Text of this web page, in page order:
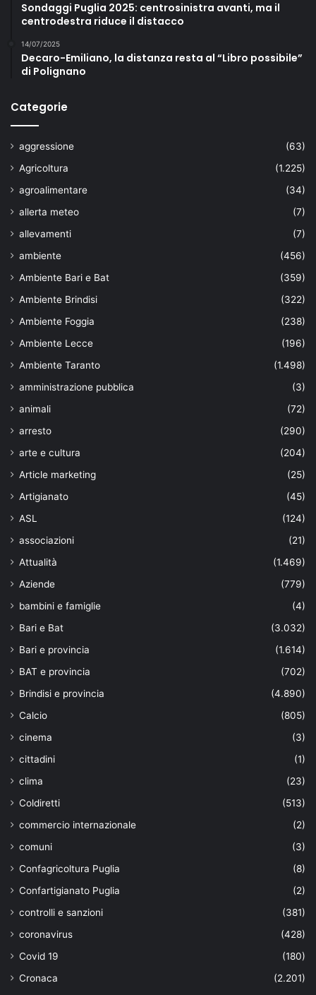
Sondaggi Puglia 2025: centrosinistra avanti, ma il
centrodestra riduce il distacco
14/07/2025
Decaro-Emiliano, la distanza resta al “Libro possibile”
di Polignano
Categorie
aggressione
(63)
Agricoltura
(1.225)
agroalimentare
(34)
allerta meteo
(7)
allevamenti
(7)
ambiente
(456)
Ambiente Bari e Bat
(359)
Ambiente Brindisi
(322)
Ambiente Foggia
(238)
Ambiente Lecce
(196)
Ambiente Taranto
(1.498)
amministrazione pubblica
(3)
animali
(72)
arresto
(290)
arte e cultura
(204)
Article marketing
(25)
Artigianato
(45)
ASL
(124)
associazioni
(21)
Attualità
(1.469)
Aziende
(779)
bambini e famiglie
(4)
Bari e Bat
(3.032)
Bari e provincia
(1.614)
BAT e provincia
(702)
Brindisi e provincia
(4.890)
Calcio
(805)
cinema
(3)
cittadini
(1)
clima
(23)
Coldiretti
(513)
commercio internazionale
(2)
comuni
(3)
Confagricoltura Puglia
(8)
Confartigianato Puglia
(2)
controlli e sanzioni
(381)
coronavirus
(428)
Covid 19
(180)
Cronaca
(2.201)